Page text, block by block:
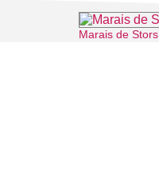
Marais de Stors